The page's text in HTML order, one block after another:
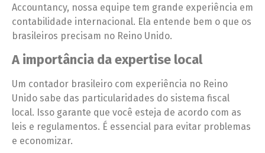
Accountancy, nossa equipe tem grande experiência em
contabilidade internacional. Ela entende bem o que os
brasileiros precisam no Reino Unido.
A importância da expertise local
Um contador brasileiro com experiência no Reino
Unido sabe das particularidades do sistema fiscal
local. Isso garante que você esteja de acordo com as
leis e regulamentos. É essencial para evitar problemas
e economizar.